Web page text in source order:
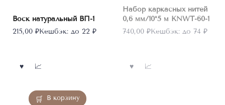
Воск натуральный ВП-1
215,00 ₽Кешбэк: до 22 ₽
Набор каркасных нитей
0,6 мм/10*5 м KNWT-60-1
740,00 ₽Кешбэк: до 74 ₽
В корзину